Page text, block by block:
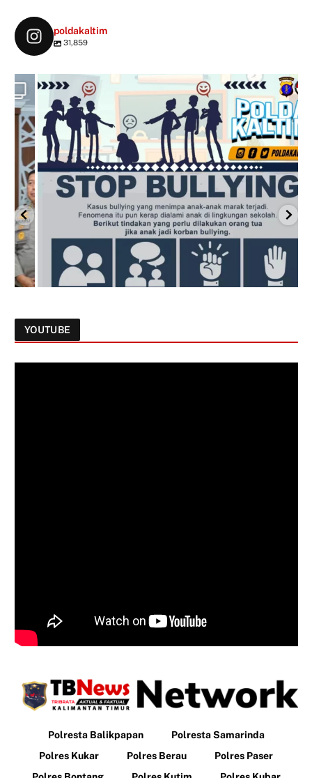
poldakaltim
31,859
YOUTUBE
Polresta Balikpapan
Polresta Samarinda
Polres Kukar
Polres Berau
Polres Paser